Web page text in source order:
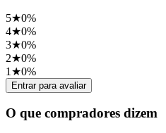
5★0%
4★0%
3★0%
2★0%
1 ★0%
Entrar para avaliar
O que compradores dizem